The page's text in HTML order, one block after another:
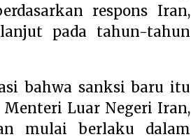
respons Iran,
pada tahun-tahun
bahwa sanksi baru itu
Luar Negeri Iran,
mulai berlaku dalam